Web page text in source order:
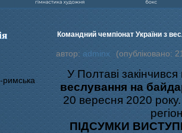
римська
Командний чемпіонат України з
автор: adminx (опубліковано:
У Полтаві закінчився
веслування на
20 вересня 2020
ПІДСУМКИ